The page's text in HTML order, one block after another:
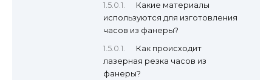
Какие материалы
используются для изготовления
часов из фанеры?
Как происходит
лазерная резка часов из
фанеры?